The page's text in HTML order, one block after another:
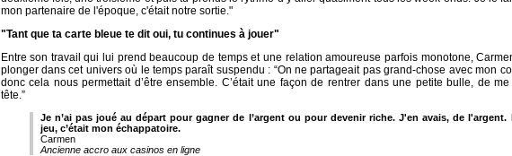
mon partenaire de l'époque, c'était notre sortie."
"Tant que ta carte bleue te dit oui, tu continues à jouer"
Entre son travail qui lui prend beaucoup de temps et une relation amoureuse parfois monotone,
plonger dans cet univers où le temps paraît suspendu : “On ne partageait pas grand-chose avec mon
donc cela nous permettait d’être ensemble. C’était une façon de rentrer dans une petite bulle, de
tête.”
Je n’ai pas joué au départ pour gagner de l’argent ou pour devenir riche. J'en avais, de l'argent.
jeu, c’était mon échappatoire.
Carmen
Ancienne accro aux casinos en ligne